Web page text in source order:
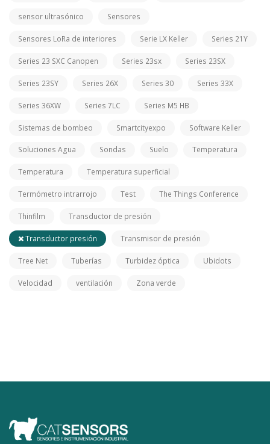
sensor ultrasónico Sensores
Sensores LoRa de interiores Serie LX Keller Series 21Y
Series 23 SXC Canopen Series 23sx Series 23SX
Series 23SY Series 26X Series 30 Series 33X
Series 36XW Series 7LC Series M5 HB
Sistemas de bombeo Smartcityexpo Software Keller
Soluciones Agua Sondas Suelo Temperatura
Temperatura Temperatura superficial
Termómetro intrarrojo Test The Things Conference
Thinfilm Transductor de presión
Transductor presión Transmisor de presión
Tree Net Tuberías Turbidez óptica Ubidots
Velocidad ventilación Zona verde